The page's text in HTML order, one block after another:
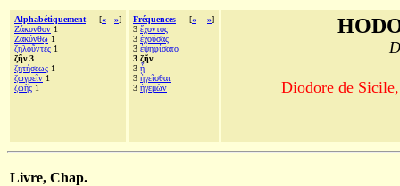
Alphabétiquement [« »]
Ζάκυνθον 1
Ζακύνθῳ 1
ζηλοῦντες 1
ζῆν 3
ζητήσεως 1
ζωγρεῖν 1
ζωῆς 1
Fréquences [« »]
3 ἔχοντος
3 ἐχούσας
3 ἐψηφίσατο
3 ζῆν
3 ᾗ
3 ἡγεῖσθαι
3 ἡγεμὼν Diodore de
Livre, Chap.